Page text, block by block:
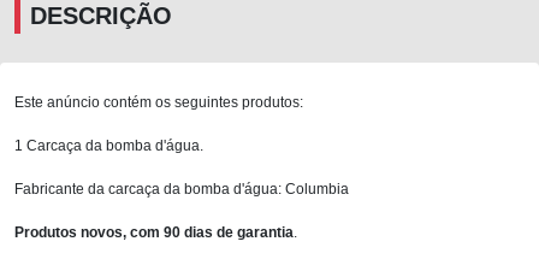
DESCRIÇÃO
Este anúncio contém os seguintes produtos:
1 Carcaça da bomba d'água.
Fabricante da carcaça da bomba d'água: Columbia
Produtos novos, com 90 dias de garantia